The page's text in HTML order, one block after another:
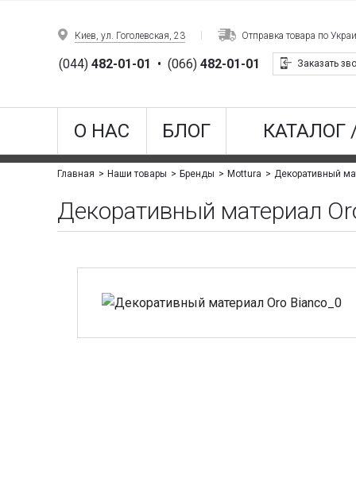
Киев, ул. Гоголевская, 23 Отправка товара по
(044)482-01-01 • (066)482-01-01 Заказать
О НАС БЛОГ КАТАЛОГ /
Главная Наши товары Бренды Mottura Декоративный
Декоративный материал